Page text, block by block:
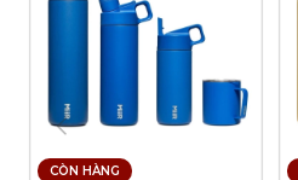
CÒN HÀNG